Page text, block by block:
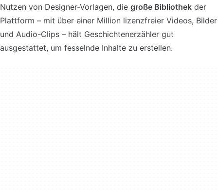
Nutzen von Designer-Vorlagen, die große Bibliothek der
Plattform – mit über einer Million lizenzfreier Videos, Bilder
und Audio-Clips – hält Geschichtenerzähler gut
ausgestattet, um fesselnde Inhalte zu erstellen.